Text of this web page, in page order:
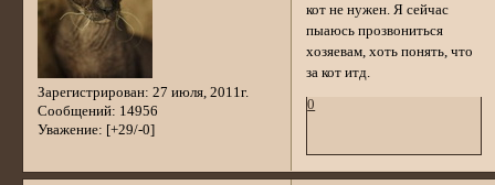
Зарегистрирован: 27 июля, 2011г.
Сообщений: 14956
Уважение: [+29/-0]
кот не нужен. Я сейчас
пыаюсь прозвониться
хозяевам, хоть понять, что
за кот итд.
0